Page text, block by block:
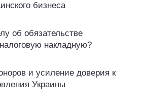
бизнеса
об обязательстве
накладную?
и усиление доверия к
Украины